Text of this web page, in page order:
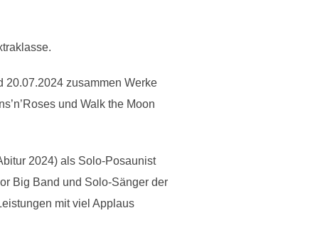
20.07.2024 zusammen Werke
und Walk the Moon
2024) als Solo-Posaunist
Big Band und Solo-Sänger der
mit viel Applaus